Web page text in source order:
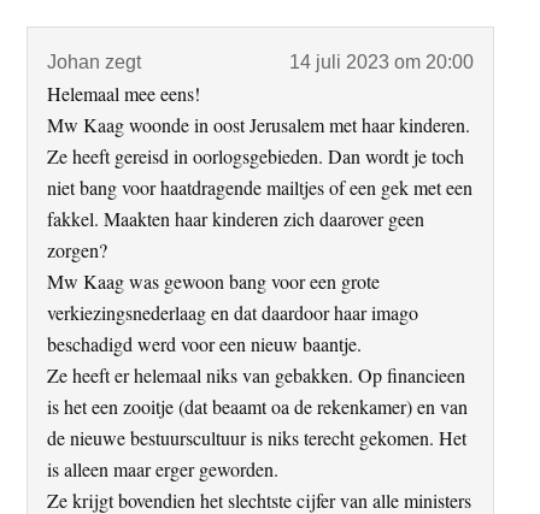
Johan zegt 14 juli 2023 om 20:00
Helemaal mee eens!
Mw Kaag woonde in oost Jerusalem met haar kinderen.
Ze heeft gereisd in oorlogsgebieden. Dan wordt je toch
niet bang voor haatdragende mailtjes of een gek met een
fakkel. Maakten haar kinderen zich daarover geen
zorgen?
Mw Kaag was gewoon bang voor een grote
verkiezingsnederlaag en dat daardoor haar imago
beschadigd werd voor een nieuw baantje.
Ze heeft er helemaal niks van gebakken. Op financieen
is het een zooitje (dat beaamt oa de rekenkamer) en van
de nieuwe bestuurscultuur is niks terecht gekomen. Het
is alleen maar erger geworden.
Ze krijgt bovendien het slechtste cijfer van alle ministers